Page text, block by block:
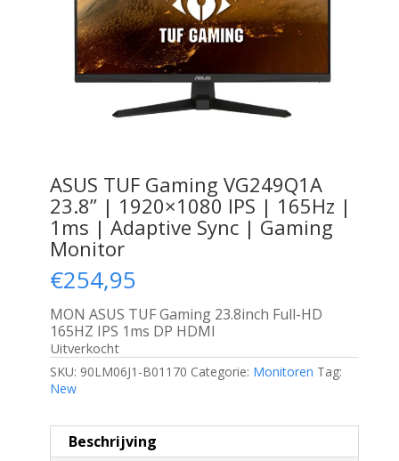
ASUS TUF Gaming VG249Q1A
23.8” | 1920×1080 IPS | 165Hz |
1ms | Adaptive Sync | Gaming
Monitor
€254,95
MON ASUS TUF Gaming 23.8inch Full-HD
165HZ IPS 1ms DP HDMI
Uitverkocht
SKU: 90LM06J1-B01170 Categorie: Monitoren Tag:
New
Beschrijving